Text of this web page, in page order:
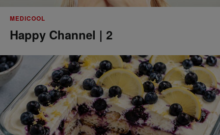
MEDICOOL
Happy Channel | 2